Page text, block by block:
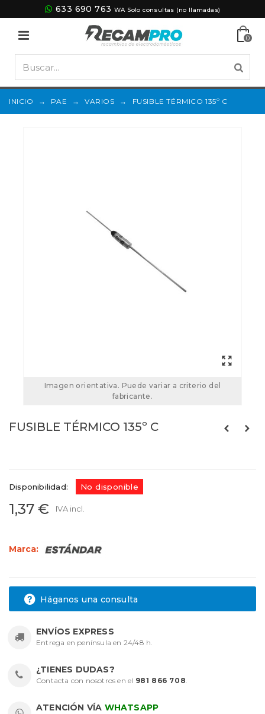
633 690 763 WA Solo consultas (no llamadas)
0
INICIO → PAE → VARIOS → FUSIBLE TÉRMICO 135º C
Imagen orientativa. Puede variar a criterio del
fabricante.
FUSIBLE TÉRMICO 135º C
Disponibilidad: No disponible
1,37 € IVA incl.
Marca:
Háganos una consulta
ENVÍOS EXPRESS
Entrega en península en 24/48 h.
¿TIENES DUDAS?
Contacta con nosotros en el 981 866 708.
ATENCIÓN VÍA WHATSAPP